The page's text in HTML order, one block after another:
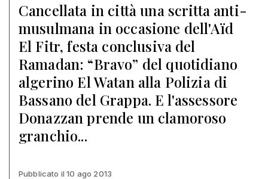
Cancellata in città una scritta anti-
musulmana in occasione dell'Aïd
El Fitr, festa conclusiva del
Ramadan: “Bravo” del quotidiano
algerino El Watan alla Polizia di
Bassano del Grappa. E l'assessore
Donazzan prende un clamoroso
granchio...
Pubblicato il 10 ago 2013